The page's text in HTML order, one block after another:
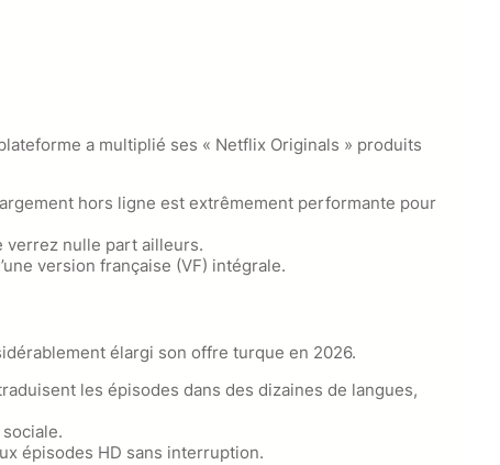
a multiplié ses « Netflix Originals » produits
hors ligne est extrêmement performante pour
verrez nulle part ailleurs.
version française (VF) intégrale.
élargi son offre turque en 2026.
les épisodes dans des dizaines de langues,
épisodes HD sans interruption.